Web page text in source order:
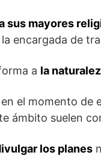
sus mayores
encargada de
a la
en el momento de
ámbito suelen
los planes